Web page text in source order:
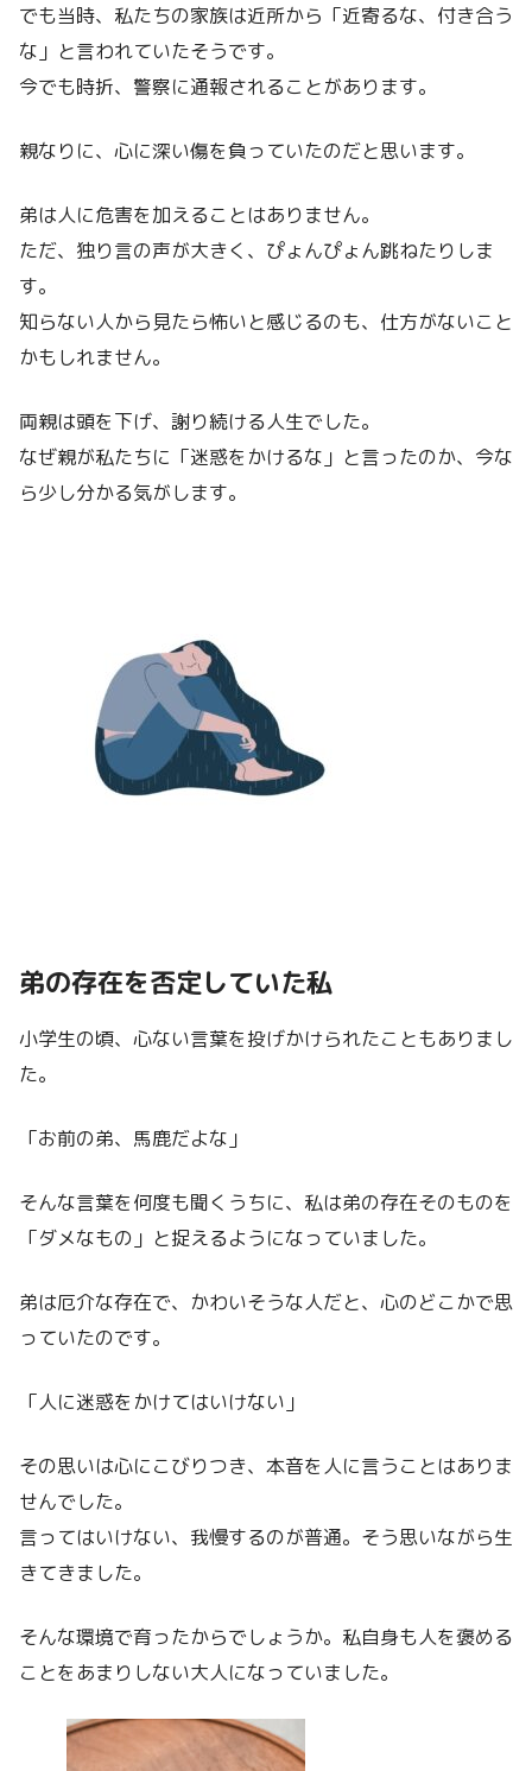
でも当時、私たちの家族は近所から「近寄るな、付き合う
な」と言われていたそうです。
今でも時折、警察に通報されることがあります。
親なりに、心に深い傷を負っていたのだと思います。
弟は人に危害を加えることはありません。
ただ、独り言の声が大きく、ぴょんぴょん跳ねたりしま
す。
知らない人から見たら怖いと感じるのも、仕方がないこと
かもしれません。
両親は頭を下げ、謝り続ける人生でした。
なぜ親が私たちに「迷惑をかけるな」と言ったのか、今な
ら少し分かる気がします。
弟の存在を否定していた私
小学生の頃、心ない言葉を投げかけられたこともありまし
た。
「お前の弟、馬鹿だよな」
そんな言葉を何度も聞くうちに、私は弟の存在そのものを
「ダメなもの」と捉えるようになっていました。
弟は厄介な存在で、かわいそうな人だと、心のどこかで思
っていたのです。
「人に迷惑をかけてはいけない」
その思いは心にこびりつき、本音を人に言うことはありま
せんでした。
言ってはいけない、我慢するのが普通。そう思いながら生
きてきました。
そんな環境で育ったからでしょうか。私自身も人を褒める
ことをあまりしない大人になっていました。